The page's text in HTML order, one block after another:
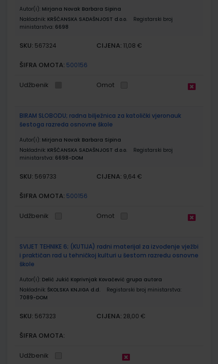
Autor(i): Mirjana Novak Barbara Sipina
Nakladnik: KRŠĆANSKA SADAŠNJOST d.o.o.
Registarski broj
ministarstva: 6698
SKU: 567324 CIJENA: 11,08 €
ŠIFRA OMOTA: 500156
Udžbenik Omot
BIRAM SLOBODU; radna bilježnica za katolički vjeronauk
šestoga razreda osnovne škole
Autor(i): Mirjana Novak Barbara Sipina
Nakladnik: KRŠĆANSKA SADAŠNJOST d.o.o.
Registarski broj
ministarstva: 6698-DOM
SKU: 569733 CIJENA: 9,64 €
ŠIFRA OMOTA: 500156
Udžbenik Omot
SVIJET TEHNIKE 6; (KUTIJA) radni materijal za izvođenje vježbi
i praktičan rad u tehničkoj kulturi u šestom razredu osnovne
škole
Autor(i): Delić Jukić Koprivnjak Kovačević grupa autora
Nakladnik: ŠKOLSKA KNJIGA d.d.
Registarski broj ministarstva:
7089-DOM
SKU: 567323 CIJENA: 28,00 €
ŠIFRA OMOTA:
Udžbenik